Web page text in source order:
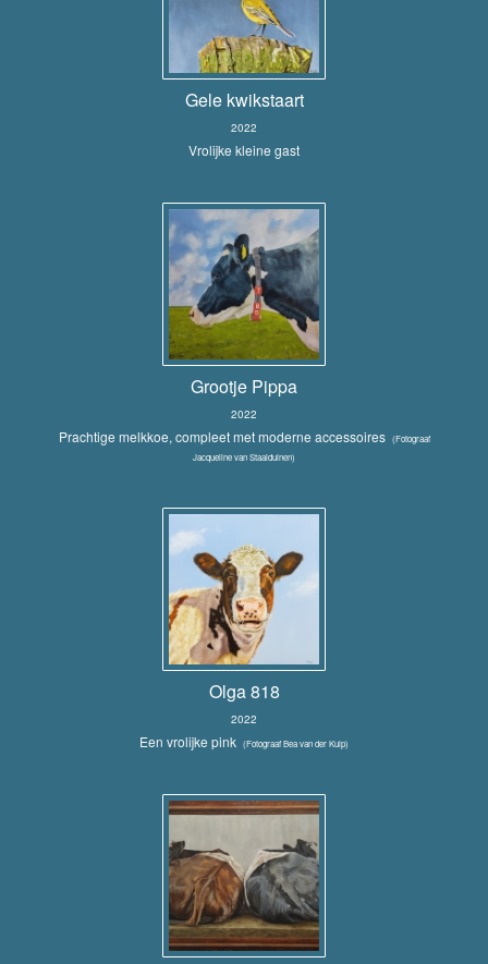
Gele kwikstaart
2022
Vrolijke kleine gast
Grootje Pippa
2022
Prachtige melkkoe, compleet met moderne accessoires (Fotograaf
Jacqueline van Staalduinen)
Olga 818
2022
Een vrolijke pink (Fotograaf Bea van der Kuip)